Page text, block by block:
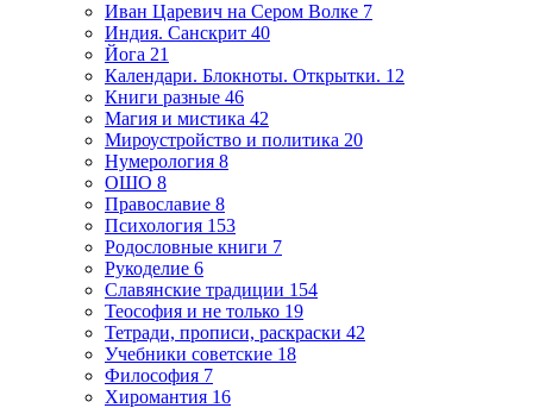
Иван Царевич на Сером Волке 7
Индия. Санскрит 40
Йога 21
Календари. Блокноты. Открытки. 12
Книги разные 46
Магия и мистика 42
Мироустройство и политика 20
Нумерология 8
ОШО 8
Православие 8
Психология 153
Родословные книги 7
Рукоделие 6
Славянские традиции 154
Теософия и не только 19
Тетради, прописи, раскраски 42
Учебники советские 18
Философия 7
Хиромантия 16